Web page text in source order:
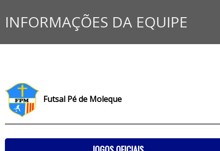
INFORMAÇÕES DA EQUIPE
Futsal Pé de Moleque